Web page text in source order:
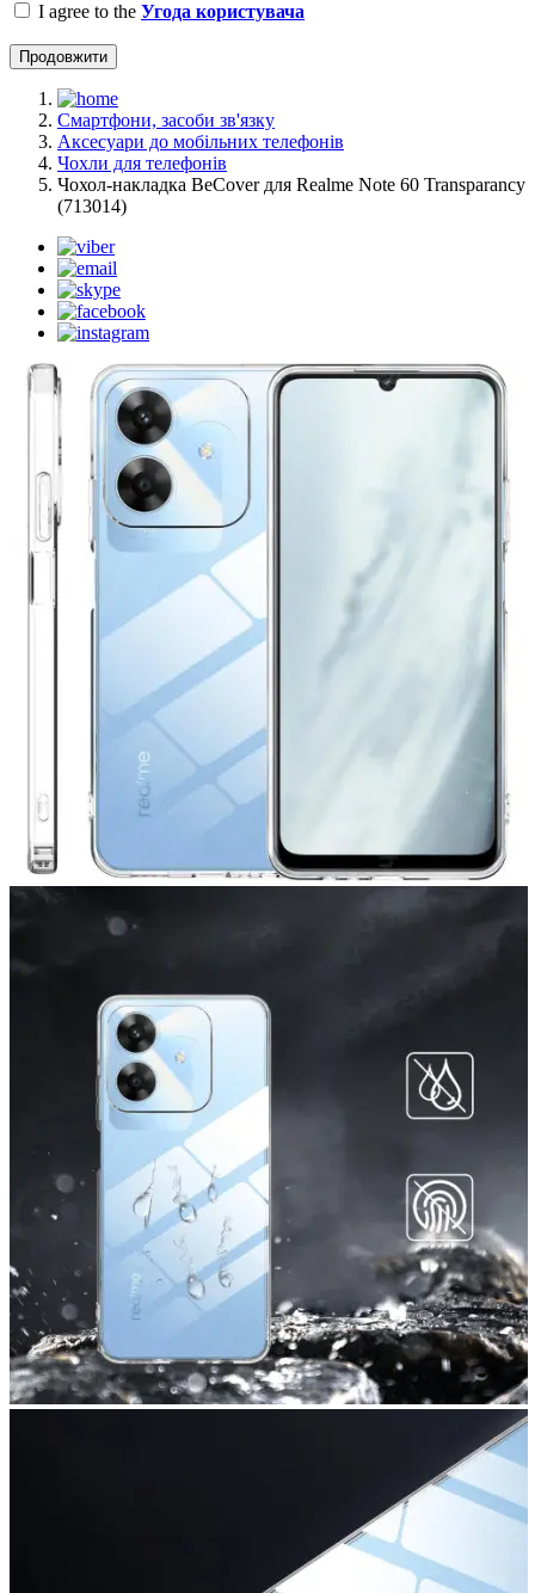
I agree to the Угода користувача
Продовжити
Смартфони, засоби зв'язку
Аксесуари до мобільних телефонів
Чохли для телефонів
Чохол-накладка BeCover для Realme Note 60 Transparancy
(713014)